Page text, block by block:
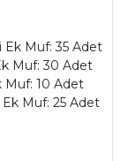
Ek Muf: 35 Adet
Muf: 30 Adet
Muf: 10 Adet
Muf: 25 Adet